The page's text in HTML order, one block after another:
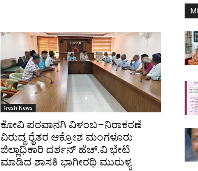
Fresh News
ಕೋವಿ ಪರವಾನಗಿ ವಿಳಂಬ–ನಿರಾಕರಣೆ
ವಿರುದ್ಧ ರೈತರ ಆಕ್ರೋಶ ಮಂಗಳೂರು
ಜಿಲ್ಲಾಧಿಕಾರಿ ದರ್ಶನ್ ಹೆಚ್.ವಿ ಭೇಟಿ
ಮಾಡಿದ ಶಾಸಕಿ ಭಾಗೀರಥಿ ಮುರುಳ್ಯ